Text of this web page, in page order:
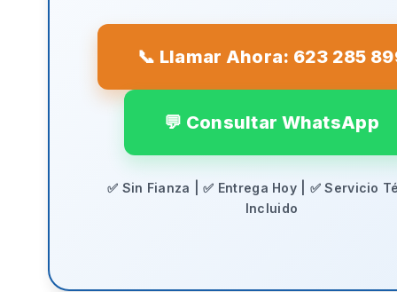
📞 Llamar Ahora: 623 285
💬 Consultar WhatsApp
✅ Sin Fianza | ✅ Entrega Hoy | ✅ Servicio
Incluido